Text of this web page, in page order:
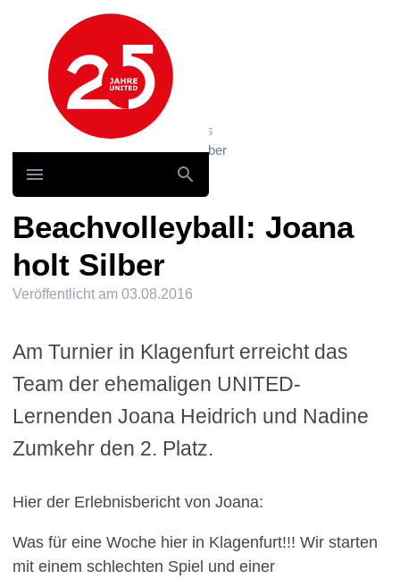
Hauptnavigation
News und Storys / News
Beachvolleyball: Joana holt Silber
Beachvolleyball: Joana
holt Silber
Veröffentlicht am 03.08.2016
Am Turnier in Klagenfurt erreicht das
Team der ehemaligen UNITED-
Lernenden Joana Heidrich und Nadine
Zumkehr den 2. Platz.
Hier der Erlebnisbericht von Joana:
Was für eine Woche hier in Klagenfurt!!! Wir starten
mit einem schlechten Spiel und einer